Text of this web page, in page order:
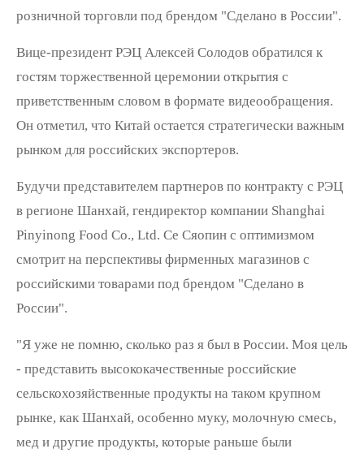
розничной торговли под брендом "Сделано в России".
Вице-президент РЭЦ Алексей Солодов обратился к
гостям торжественной церемонии открытия с
приветственным словом в формате видеообращения.
Он отметил, что Китай остается стратегически важным
рынком для российских экспортеров.
Будучи представителем партнеров по контракту с РЭЦ
в регионе Шанхай, гендиректор компании Shanghai
Pinyinong Food Co., Ltd. Се Сяопин с оптимизмом
смотрит на перспективы фирменных магазинов с
российскими товарами под брендом "Сделано в
России".
"Я уже не помню, сколько раз я был в России. Моя цель
- представить высококачественные российские
сельскохозяйственные продукты на таком крупном
рынке, как Шанхай, особенно муку, молочную смесь,
мед и другие продукты, которые раньше были